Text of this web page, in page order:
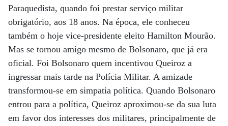
Paraquedista, quando foi prestar serviço militar
obrigatório, aos 18 anos. Na época, ele conheceu
também o hoje vice-presidente eleito Hamilton Mourão.
Mas se tornou amigo mesmo de Bolsonaro, que já era
oficial. Foi Bolsonaro quem incentivou Queiroz a
ingressar mais tarde na Polícia Militar. A amizade
transformou-se em simpatia política. Quando Bolsonaro
entrou para a política, Queiroz aproximou-se da sua luta
em favor dos interesses dos militares, principalmente de